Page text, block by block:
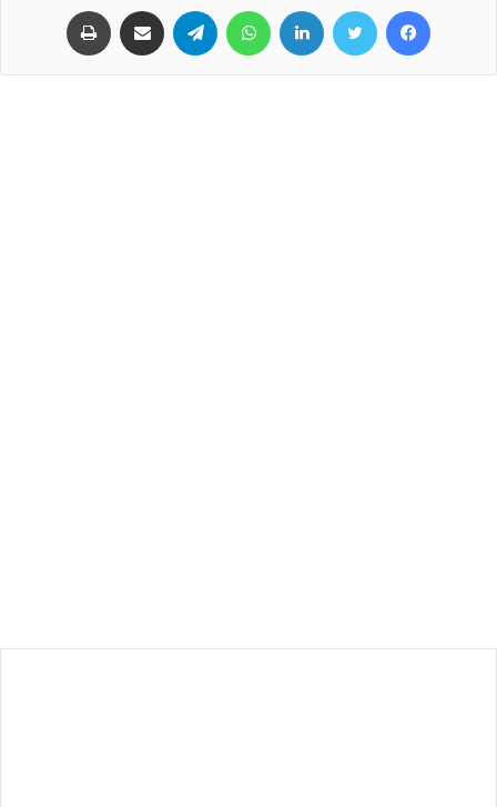
فيسبوك تويتر لينكدإن واتساب تيلقرام مشاركة عبر البريد